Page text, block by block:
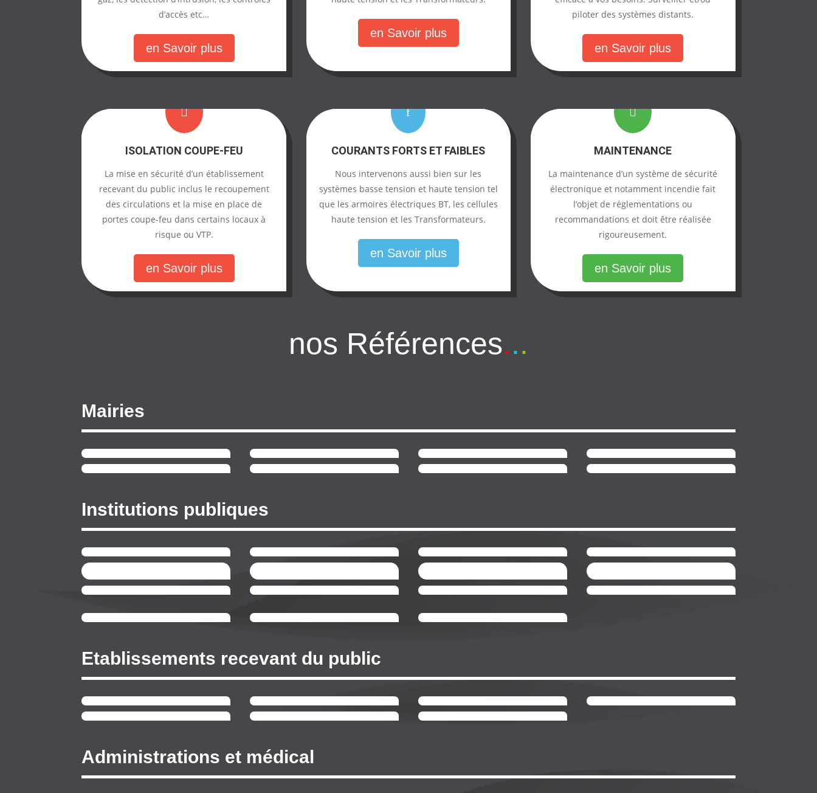
d’accès etc…
en Savoir plus
en Savoir plus
piloter des systèmes distants.
en Savoir plus

ISOLATION COUPE-FEU
La mise en sécurité d’un établissement
recevant du public inclus le recoupement
des circulations et la mise en place de
portes coupe-feu dans certains locaux à
risque ou VTP.
en Savoir plus
f
COURANTS FORTS ET FAIBLES
Nous intervenons aussi bien sur les
systèmes basse tension et haute tension tel
que les armoires électriques BT, les cellules
haute tension et les Transformateurs.
en Savoir plus

MAINTENANCE
La maintenance d’un système de sécurité
électronique et notamment incendie fait
l’objet de réglementations ou
recommandations et doit être réalisée
rigoureusement.
en Savoir plus
nos Références...
Mairies
Institutions publiques
Etablissements recevant du public
Administrations et médical